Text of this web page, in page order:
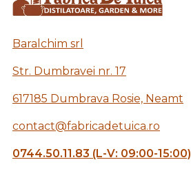
Baralchim srl
Str. Dumbravei nr. 17
617185 Dumbrava Rosie, Neamt
contact@fabricadetuica.ro
0744.50.11.83 (L-V: 09:00-15:00)